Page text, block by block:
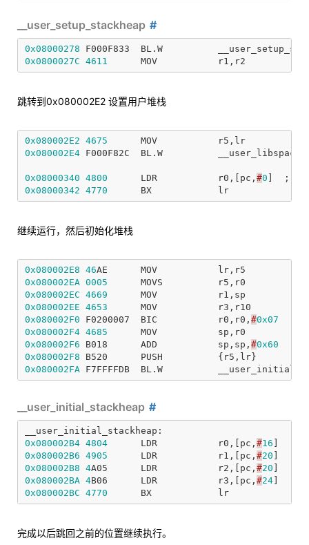
__user_setup_stackheap
0x08000278 F000F833 BL . W
0x0800027C 4611 MOV r1 , r2
跳转到0x080002E2 设置用户堆栈
0x080002E2 4675 MOV r5 , lr
0x080002E4 F000F82C BL . W __user_libspace
0x08000340 4800 LDR r0 ,[ pc , #0 ;
0x08000342 4770 BX lr
继续运行，然后初始化堆栈
0x080002E8 46AE MOV lr , r5
0x080002EA 0005 MOVS r5 , r0
0x080002EC 4669 MOV r1 , sp
0x080002EE 4653 MOV r3 , r10
0x080002F0
F0200007 BIC r0 , r0 , #0x07
0x080002F4 4685 MOV sp , r0
0x080002F6
B018 ADD sp , sp , #0x60
0x080002F8
B520 PUSH { r5 , lr }
0x080002FA F7FFFFDB BL . W
__user_initial_stackheap
__user_initial_stackheap:
0x080002B4 4804 LDR r0 ,[ pc , #16
0x080002B6 4905 LDR r1 ,[ pc , #20
0x080002B8 4A05 LDR r2 ,[ pc , #20
0x080002BA 4B06 LDR r3 ,[ pc , #24
0x080002BC 4770 BX lr
完成以后跳回之前的位置继续执行。